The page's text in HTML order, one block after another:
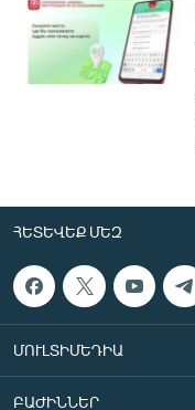
ՀԵՏԵՎԵՔ ՄԵԶ
ՄՈՒԼՏԻՄԵԴԻԱ
ԲԱԺԻՆՆԵՐ